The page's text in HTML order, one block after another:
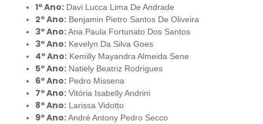
1º Ano: Davi Lucca Lima De Andrade
2º Ano: Benjamin Pietro Santos De Oliveira
3º Ano:Ana Paula Fortunato Dos Santos
3º Ano: Kevelyn Da Silva Goes
4º Ano: Kemilly Mayandra Almeida Sene
5º Ano: Natiely Beatriz Rodrigues
6º Ano: Pedro Missena
7º Ano: Vitória Isabelly Andrini
8º Ano: Larissa Vidotto
9º Ano:André Antony Pedro Secco